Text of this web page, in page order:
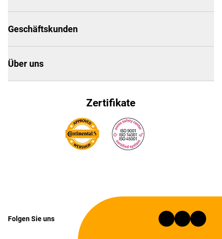
Geschäftskunden
Über uns
Zertifikate
Folgen Sie uns